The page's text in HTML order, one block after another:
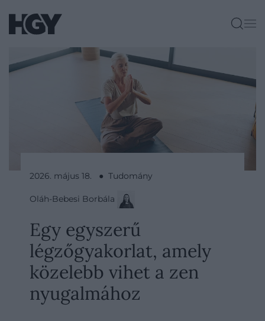
2026. május 18. ● Tudomány
Oláh-Bebesi Borbála
Egy egyszerű
légzőgyakorlat, amely
közelebb vihet a zen
nyugalmához